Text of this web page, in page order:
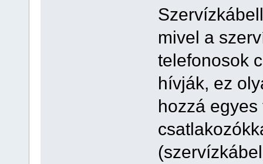
mivel a
telefonosok
hívják, ez
hozzá